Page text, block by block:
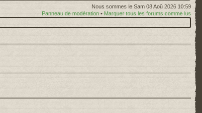
Nous sommes le Sam 08 Aoû 2026 10:59
Panneau de modération • Marquer tous les forums comme lus